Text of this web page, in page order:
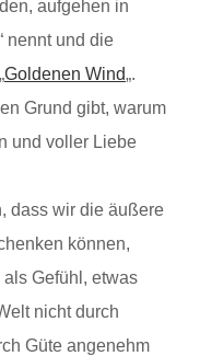
aufgehen in
nennt und die
Goldenen Wind„.
Grund gibt, warum
und voller Liebe
dass wir die äußere
können,
Gefühl, etwas
nicht durch
Güte angenehm